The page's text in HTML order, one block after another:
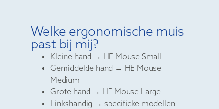
Welke ergonomische muis
past bij mij?
Kleine hand → HE Mouse Small
Gemiddelde hand → HE Mouse
Medium
Grote hand → HE Mouse Large
Linkshandig → specifieke modellen